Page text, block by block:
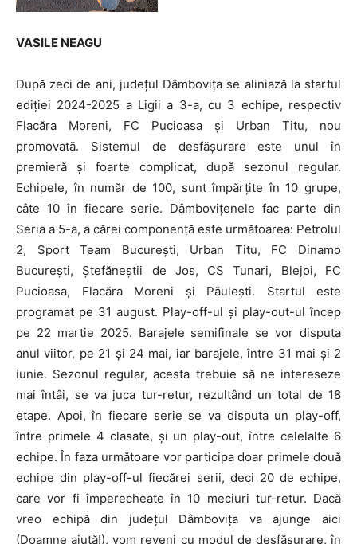
VASILE NEAGU
După zeci de ani, județul Dâmbovița se aliniază la startul
ediției 2024-2025 a Ligii a 3-a, cu 3 echipe, respectiv
Flacăra Moreni, FC Pucioasa și Urban Titu, nou
promovată. Sistemul de desfășurare este unul în
premieră și foarte complicat, după sezonul regular.
Echipele, în număr de 100, sunt împărțite în 10 grupe,
câte 10 în fiecare serie. Dâmbovițenele fac parte din
Seria a 5-a, a cărei componență este următoarea: Petrolul
2, Sport Team București, Urban Titu, FC Dinamo
București, Ștefăneștii de Jos, CS Tunari, Blejoi, FC
Pucioasa, Flacăra Moreni și Păulești. Startul este
programat pe 31 august. Play-off-ul și play-out-ul încep
pe 22 martie 2025. Barajele semifinale se vor disputa
anul viitor, pe 21 și 24 mai, iar barajele, între 31 mai și 2
iunie. Sezonul regular, acesta trebuie să ne intereseze
mai întâi, se va juca tur-retur, rezultând un total de 18
etape. Apoi, în fiecare serie se va disputa un play-off,
între primele 4 clasate, și un play-out, între celelalte 6
echipe. În faza următoare vor participa doar primele două
echipe din play-off-ul fiecărei serii, deci 20 de echipe,
care vor fi împerecheate în 10 meciuri tur-retur. Dacă
vreo echipă din județul Dâmbovița va ajunge aici
(Doamne ajută!), vom reveni cu modul de desfășurare, în